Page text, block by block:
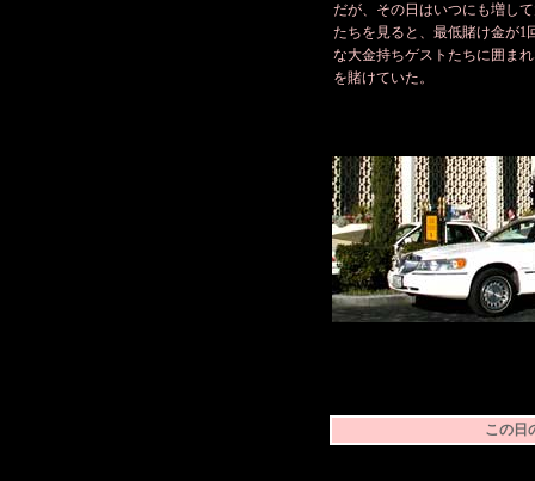
だが、その日はいつにも増し
たちを見ると、最低賭け金が1
な大金持ちゲストたちに囲ま
を賭けていた。
この日